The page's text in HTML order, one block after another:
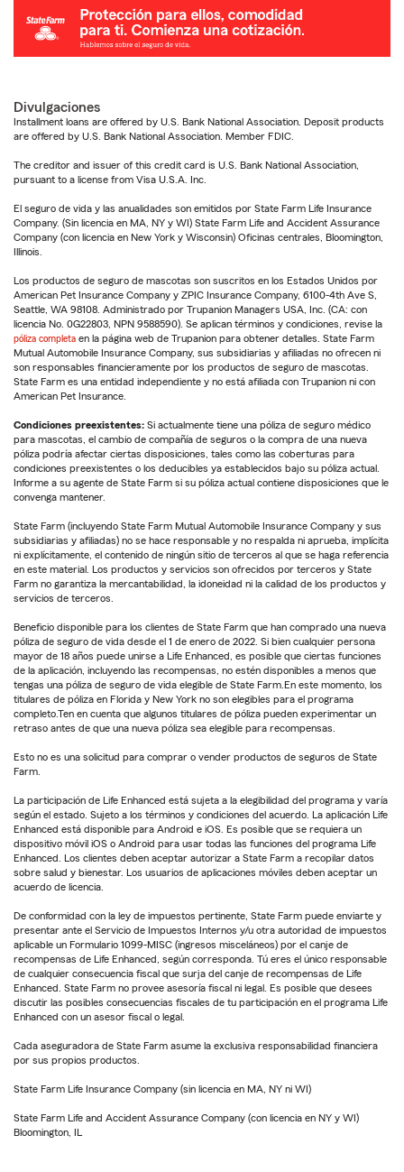
Divulgaciones
Installment loans are offered by U.S. Bank National Association. Deposit products
are offered by U.S. Bank National Association. Member FDIC.
The creditor and issuer of this credit card is U.S. Bank National Association,
pursuant to a license from Visa U.S.A. Inc.
El seguro de vida y las anualidades son emitidos por State Farm Life Insurance
Company. (Sin licencia en MA, NY y WI) State Farm Life and Accident Assurance
Company (con licencia en New York y Wisconsin) Oficinas centrales, Bloomington,
Illinois.
Los productos de seguro de mascotas son suscritos en los Estados Unidos por
American Pet Insurance Company y ZPIC Insurance Company, 6100-4th Ave S,
Seattle, WA 98108. Administrado por Trupanion Managers USA, Inc. (CA: con
licencia No. 0G22803, NPN 9588590). Se aplican términos y condiciones, revise la
póliza completa en la página web de Trupanion para obtener detalles. State Farm
Mutual Automobile Insurance Company, sus subsidiarias y afiliadas no ofrecen ni
son responsables financieramente por los productos de seguro de mascotas.
State Farm es una entidad independiente y no está afiliada con Trupanion ni con
American Pet Insurance.
Condiciones preexistentes: Si actualmente tiene una póliza de seguro médico
para mascotas, el cambio de compañía de seguros o la compra de una nueva
póliza podría afectar ciertas disposiciones, tales como las coberturas para
condiciones preexistentes o los deducibles ya establecidos bajo su póliza actual.
Informe a su agente de State Farm si su póliza actual contiene disposiciones que le
convenga mantener.
State Farm (incluyendo State Farm Mutual Automobile Insurance Company y sus
subsidiarias y afiliadas) no se hace responsable y no respalda ni aprueba, implícita
ni explícitamente, el contenido de ningún sitio de terceros al que se haga referencia
en este material. Los productos y servicios son ofrecidos por terceros y State
Farm no garantiza la mercantabilidad, la idoneidad ni la calidad de los productos y
servicios de terceros.
Beneficio disponible para los clientes de State Farm que han comprado una nueva
póliza de seguro de vida desde el 1 de enero de 2022. Si bien cualquier persona
mayor de 18 años puede unirse a Life Enhanced, es posible que ciertas funciones
de la aplicación, incluyendo las recompensas, no estén disponibles a menos que
tengas una póliza de seguro de vida elegible de State Farm.En este momento, los
titulares de póliza en Florida y New York no son elegibles para el programa
completo.Ten en cuenta que algunos titulares de póliza pueden experimentar un
retraso antes de que una nueva póliza sea elegible para recompensas.
Esto no es una solicitud para comprar o vender productos de seguros de State
Farm.
La participación de Life Enhanced está sujeta a la elegibilidad del programa y varía
según el estado. Sujeto a los términos y condiciones del acuerdo. La aplicación Life
Enhanced está disponible para Android e iOS. Es posible que se requiera un
dispositivo móvil iOS o Android para usar todas las funciones del programa Life
Enhanced. Los clientes deben aceptar autorizar a State Farm a recopilar datos
sobre salud y bienestar. Los usuarios de aplicaciones móviles deben aceptar un
acuerdo de licencia.
De conformidad con la ley de impuestos pertinente, State Farm puede enviarte y
presentar ante el Servicio de Impuestos Internos y/u otra autoridad de impuestos
aplicable un Formulario 1099-MISC (ingresos misceláneos) por el canje de
recompensas de Life Enhanced, según corresponda. Tú eres el único responsable
de cualquier consecuencia fiscal que surja del canje de recompensas de Life
Enhanced. State Farm no provee asesoría fiscal ni legal. Es posible que desees
discutir las posibles consecuencias fiscales de tu participación en el programa Life
Enhanced con un asesor fiscal o legal.
Cada aseguradora de State Farm asume la exclusiva responsabilidad financiera
por sus propios productos.
State Farm Life Insurance Company (sin licencia en MA, NY ni WI)
State Farm Life and Accident Assurance Company (con licencia en NY y WI)
Bloomington, IL